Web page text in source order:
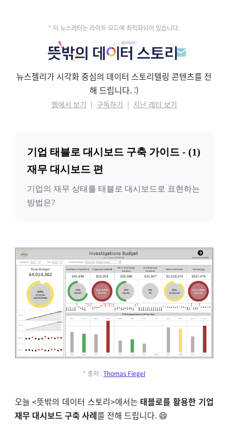
* 이 뉴스레터는 라이트 모드에 최적화되어 있습니다.
뉴스젤리가 시각화 중심의 데이터 스토리텔링 콘텐츠를 전
해 드립니다. :)
웹에서 보기 | 구독하기 | 지난 레터 보기
기업 태블로 대시보드 구축 가이드 - (1)
재무 대시보드 편
기업의 재무 상태를 태블로 대시보드로 표현하는
방법은?
* 출처 :Thomas Fiegel
오늘 <뜻밖의 데이터 스토리>에서는 태블로를 활용한 기업
재무 대시보드 구축 사례를 전해 드립니다. 😄